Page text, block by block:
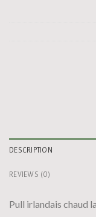
DESCRIPTION
REVIEWS (0)
Pull irlandais chaud